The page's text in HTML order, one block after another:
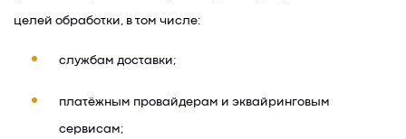
целей обработки, в том числе:
службам доставки;
платёжным провайдерам и эквайринговым
сервисам;